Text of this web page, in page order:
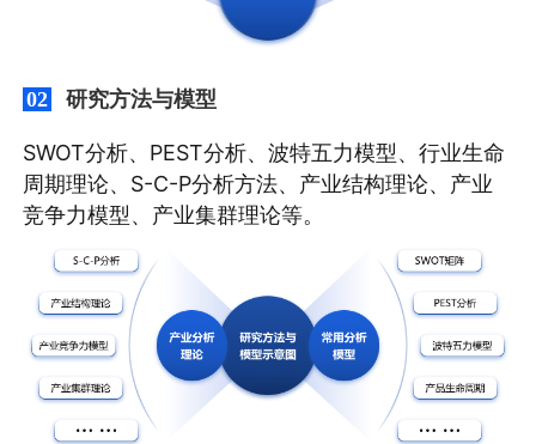
02 研究方法与模型
SWOT分析、PEST分析、波特五力模型、行业生命
周期理论、S-C-P分析方法、产业结构理论、产业
竞争力模型、产业集群理论等。